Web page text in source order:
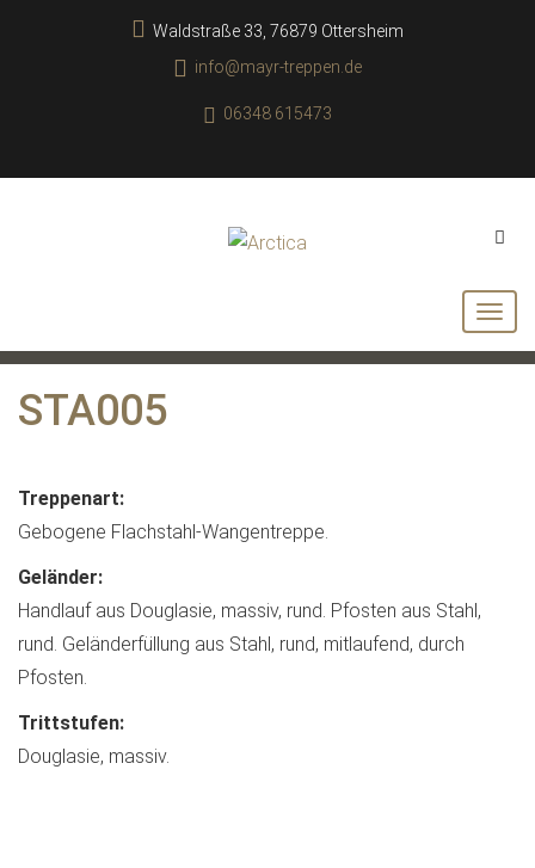
Waldstraße 33, 76879 Ottersheim
info@mayr-treppen.de
06348 615473
STA005
Treppenart:
Gebogene Flachstahl-Wangentreppe.
Geländer:
Handlauf aus Douglasie, massiv, rund. Pfosten aus Stahl,
rund. Geländerfüllung aus Stahl, rund, mitlaufend, durch
Pfosten.
Trittstufen:
Douglasie, massiv.